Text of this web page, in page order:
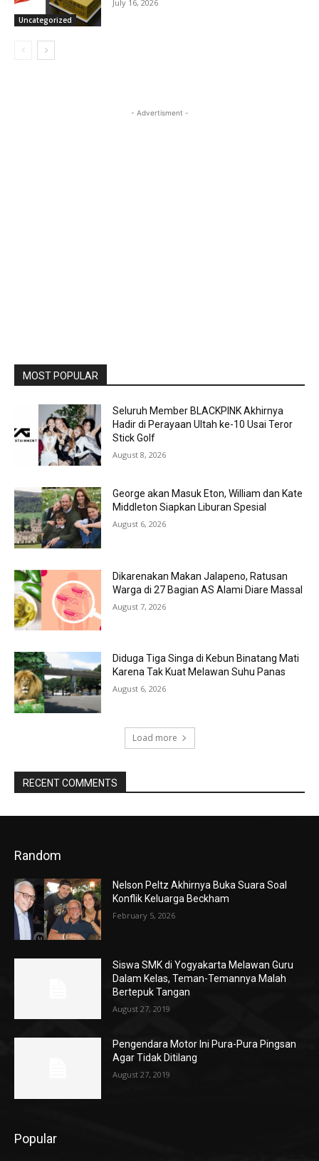
Uncategorized
July 16, 2026
- Advertisment -
MOST POPULAR
Seluruh Member BLACKPINK Akhirnya
Hadir di Perayaan Ultah ke-10 Usai Teror
Stick Golf
August 8, 2026
George akan Masuk Eton, William dan Kate
Middleton Siapkan Liburan Spesial
August 6, 2026
Dikarenakan Makan Jalapeno, Ratusan
Warga di 27 Bagian AS Alami Diare Massal
August 7, 2026
Diduga Tiga Singa di Kebun Binatang Mati
Karena Tak Kuat Melawan Suhu Panas
August 6, 2026
Load more
RECENT COMMENTS
Random
Nelson Peltz Akhirnya Buka Suara Soal
Konflik Keluarga Beckham
February 5, 2026
Siswa SMK di Yogyakarta Melawan Guru
Dalam Kelas, Teman-Temannya Malah
Bertepuk Tangan
August 27, 2019
Pengendara Motor Ini Pura-Pura Pingsan
Agar Tidak Ditilang
August 27, 2019
Popular